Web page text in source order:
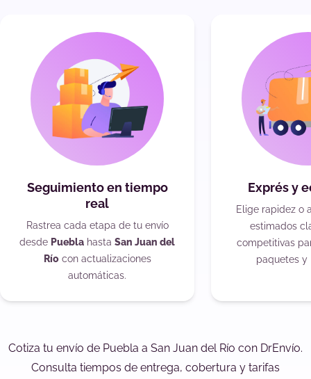
Seguimiento en tiempo
real
Rastrea cada etapa de tu envío
desde Puebla hasta San Juan del
Ríocon actualizaciones
automáticas.
Exprés y
Elige rapidez o
estimados
competitivas
paquetes y
Cotiza tu envío de Puebla a San Juan del Río con DrEnvío.
Consulta tiempos de entrega, cobertura y tarifas